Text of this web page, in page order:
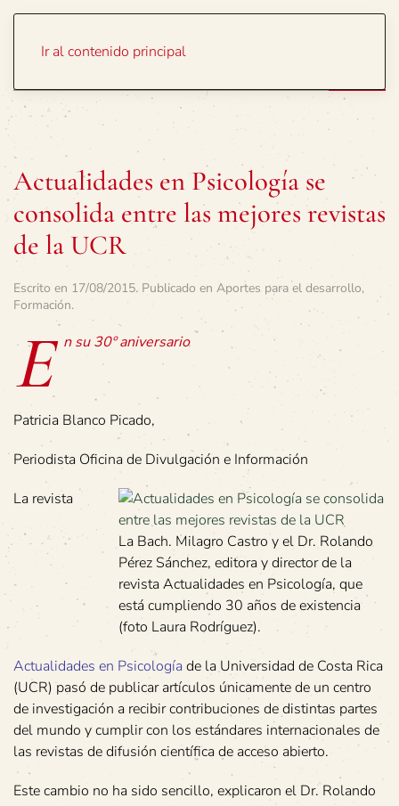
Ir al contenido principal
Actualidades en Psicología se
consolida entre las mejores revistas
de la UCR
Escrito en 17/08/2015. Publicado en Aportes para el desarrollo,
Formación.
E n su 30º aniversario
Patricia Blanco Picado,
Periodista Oficina de Divulgación e Información
La Bach. Milagro Castro y el Dr. Rolando
Pérez Sánchez, editora y director de la
revista Actualidades en Psicología, que
está cumpliendo 30 años de existencia
(foto Laura Rodríguez).
La revista
Actualidades en Psicología de la Universidad de Costa Rica
(UCR) pasó de publicar artículos únicamente de un centro
de investigación a recibir contribuciones de distintas partes
del mundo y cumplir con los estándares internacionales de
las revistas de difusión científica de acceso abierto.
Este cambio no ha sido sencillo, explicaron el Dr. Rolando